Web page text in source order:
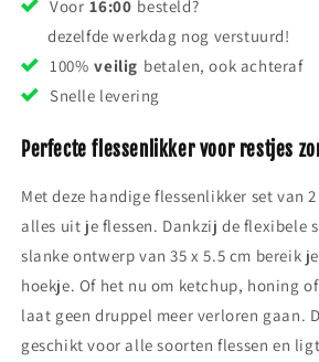
Voor 16:00 besteld?
dezelfde werkdag nog verstuurd!
100% veilig betalen, ook achteraf
Snelle levering
Perfecte flessenlikker voor restjes
Met deze handige flessenlikker set van
alles uit je flessen. Dankzij de flexibele
slanke ontwerp van 35 x 5.5 cm bereik
hoekje. Of het nu om ketchup, honing
laat geen druppel meer verloren gaan.
geschikt voor alle soorten flessen en